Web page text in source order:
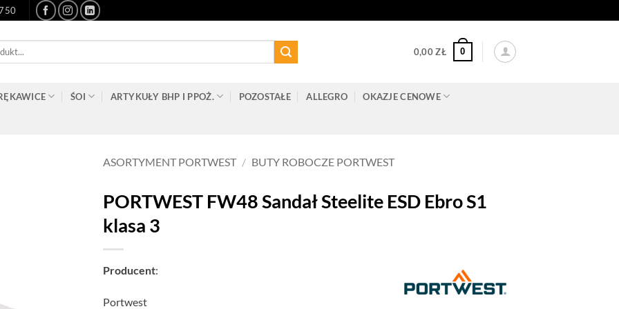
0,00ZŁ 0
ŚOI ARTYKUŁY BHP I PPOŻ. POZOSTAŁE ALLEGRO OKAZJE CENOWE
ASORTYMENT PORTWEST / BUTY ROBOCZE PORTWEST
PORTWEST FW48 Sandał Steelite ESD Ebro S1
klasa 3
Producent:
Portwest